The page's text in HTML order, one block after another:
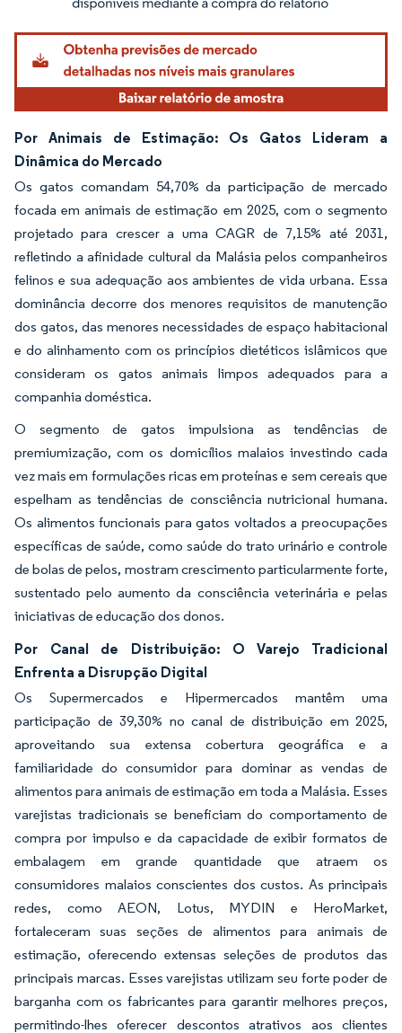
Por Animais de Estimação: Os Gatos Lideram a
Dinâmica do Mercado
Os gatos comandam 54,70% da participação de mercado
focada em animais de estimação em 2025, com o segmento
projetado para crescer a uma CAGR de 7,15% até 2031,
refletindo a afinidade cultural da Malásia pelos companheiros
felinos e sua adequação aos ambientes de vida urbana. Essa
dominância decorre dos menores requisitos de manutenção
dos gatos, das menores necessidades de espaço habitacional
e do alinhamento com os princípios dietéticos islâmicos que
consideram os gatos animais limpos adequados para a
companhia doméstica.
O segmento de gatos impulsiona as tendências de
premiumização, com os domicílios malaios investindo cada
vez mais em formulações ricas em proteínas e sem cereais que
espelham as tendências de consciência nutricional humana.
Os alimentos funcionais para gatos voltados a preocupações
específicas de saúde, como saúde do trato urinário e controle
de bolas de pelos, mostram crescimento particularmente forte,
sustentado pelo aumento da consciência veterinária e pelas
iniciativas de educação dos donos.
Por Canal de Distribuição: O Varejo Tradicional
Enfrenta a Disrupção Digital
Os Supermercados e Hipermercados mantêm uma
participação de 39,30% no canal de distribuição em 2025,
aproveitando sua extensa cobertura geográfica e a
familiaridade do consumidor para dominar as vendas de
alimentos para animais de estimação em toda a Malásia. Esses
varejistas tradicionais se beneficiam do comportamento de
compra por impulso e da capacidade de exibir formatos de
embalagem em grande quantidade que atraem os
consumidores malaios conscientes dos custos. As principais
redes, como AEON, Lotus, MYDIN e HeroMarket,
fortaleceram suas seções de alimentos para animais de
estimação, oferecendo extensas seleções de produtos das
principais marcas. Esses varejistas utilizam seu forte poder de
barganha com os fabricantes para garantir melhores preços,
permitindo-lhes oferecer descontos atrativos aos clientes